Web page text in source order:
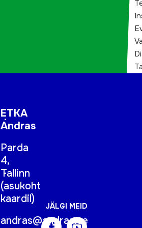
ETKA
Andras
Parda
4,
Tallinn
(asukoht
kaardil)
andras@andras.ee
JÄLGI MEID